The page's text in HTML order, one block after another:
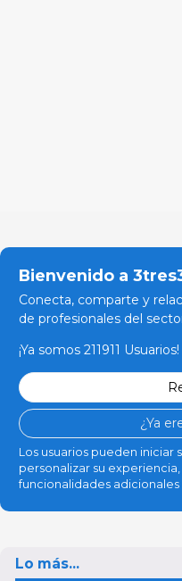
Bienvenido a
Conecta, comparte y
de profesionales del
¡Ya somos 211911 Usuarios!
¿Ya
Los usuarios pueden iniciar
personalizar su
funcionalidades adicionales
Lo más...